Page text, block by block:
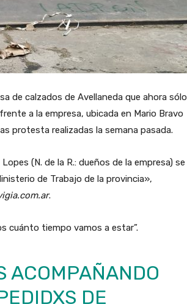
de calzados de Avellaneda que ahora sólo
a la empresa, ubicada en Mario Bravo
protesta realizadas la semana pasada.
(N. de la R.: dueños de la empresa) se
de Trabajo de la provincia»,
.
cuánto tiempo vamos a estar”.
ACOMPAÑANDO
DE